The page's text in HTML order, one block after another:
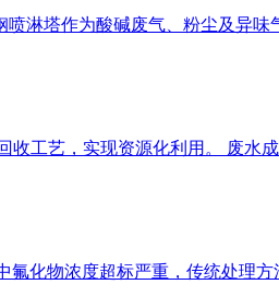
淋塔作为酸碱废气、粉尘及异
工艺，实现资源化利用。 废水
化物浓度超标严重，传统处理